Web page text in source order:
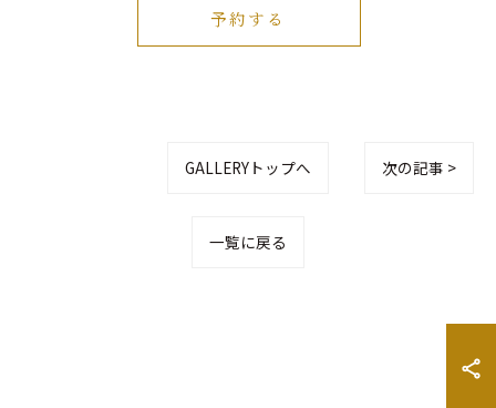
予約する
GALLERYトップへ 次の記事 >
一覧に戻る